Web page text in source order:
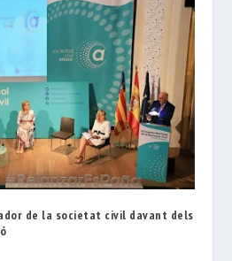
de la societat civil davant dels